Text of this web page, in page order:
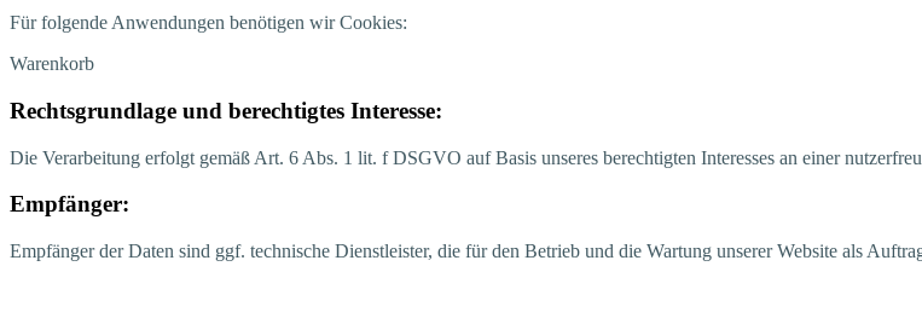
Für fol­gen­de Anwen­dun­gen benö­ti­gen wir Cookies:
Waren­korb
Rechts­grund­la­ge und berech­tig­tes Interesse:
Die Ver­ar­bei­tung erfolgt gemäß Art. 6 Abs. 1 lit. f DSGVO auf Basis unse­res berech­tig­ten Inter­es­ses an einer
Emp­fän­ger:
Emp­fän­ger der Daten sind ggf. tech­ni­sche Dienst­leis­ter, die für den Betrieb und die War­tung unse­rer Web­site als